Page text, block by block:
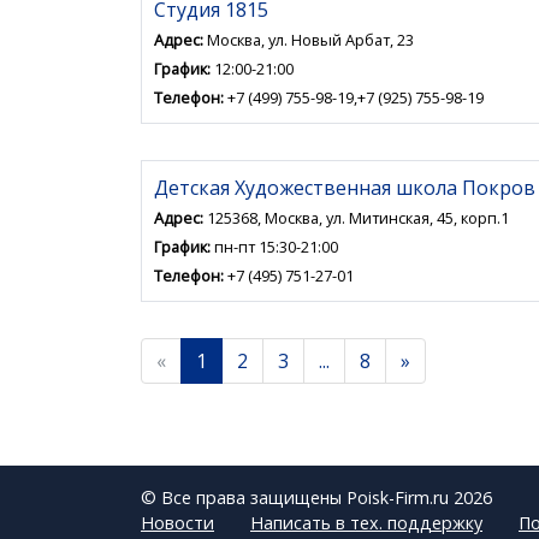
Студия 1815
Адрес:Москва, ул. Новый Арбат, 23
График: 12:00-21:00
Телефон:+7 (499) 755-98-19,+7 (925) 755-98-19
Детская Художественная школа Покров
Адрес: 125368, Москва, ул. Митинская, 45, корп.1
График:пн-пт 15:30-21:00
Телефон:+7 (495) 751-27-01
« 1 2 3 ... 8 »
© Все права защищены Poisk-Firm.ru 2026
Новости
Написать в тех. поддержку